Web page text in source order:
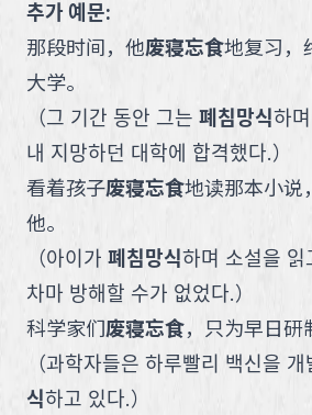
추가 예문:
那段时间，他废寝忘食地复习，
大学。
（그 기간 동안 그는 폐침망식하
내 지망하던 대학에 합격했다.）
看着孩子废寝忘食地读那本小说
他。
（아이가 폐침망식하며 소설을 읽
차마 방해할 수가 없었다.）
科学家们废寝忘食，只为早日研
（과학자들은 하루빨리 백신을 개
식하고 있다.）